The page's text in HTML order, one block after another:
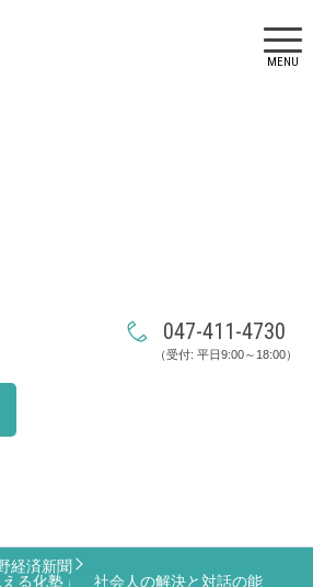
047-411-4730
（受付: 平日9:00～18:00）
MENU
経済新聞
える化塾」 社会人の解決と対話の能